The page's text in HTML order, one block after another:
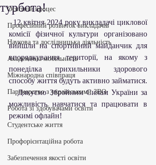
Освітній процес
Професійний розвиток викладачів
Наукова та дослідницька діяльність
Академічна мобільність
Міжнародна співпраця
Партнерство з українськими ЗВО
Робота зі здобувачами освіти
Студентське життя
Профорієнтаційна робота
Забезпечення якості освіти
турбота!
  12 квітня 2024 року викладачі циклової
комісії фізичної культури організовано
вийшли на спортивний майданчик для
впорядкування території, на якому з
понеділка прихильники здорового
способу життя будуть активно займатися.
   Дякуємо Збройним Силам України за
можливість навчатися та працювати в
режимі офлайн!